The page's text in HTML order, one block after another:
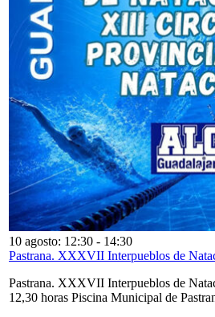
10 agosto: 12:30 - 14:30
Pastrana. XXXVII Interpueblos de
Pastrana. XXXVII Interpueblos de
12,30 horas Piscina Municipal de